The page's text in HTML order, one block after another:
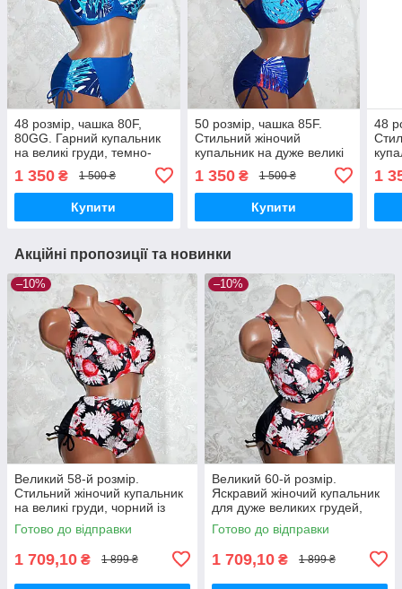
48 розмір, чашка 80F,
80GG. Гарний купальник
на великі груди, темно-
синій із пальмовим листям
1 350 ₴ 1 500 ₴
Купити
50 розмір, чашка 85F.
Стильний жіночий
купальник на дуже великі
пальмовим листям
1 350₴ 1 500 ₴
Купити
48
1
Акційні пропозиції та новинки
–10%
Великий 58-й розмір.
Стильний жіночий купальник
на великі груди, чорний із
червоними квітами півоніями
Готово до відправки
1 709,10 ₴ 1 899 ₴
–10%
Великий 60-й розмір.
Яскравий жіночий купальник
для дуже великих грудей,
чорний із червоними квітами
півонії
Готово до відправки
1 709,10 ₴ 1 899 ₴